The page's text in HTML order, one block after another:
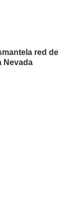
red de
Nevada